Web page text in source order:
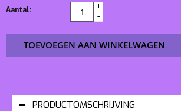
Aantal:
+
-
TOEVOEGEN AAN WINKELWAGEN
PRODUCTOMSCHRIJVING